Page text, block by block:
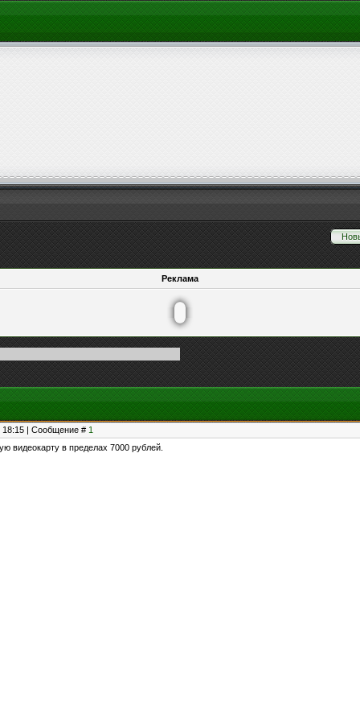
Реклама
18:15 | Сообщение # 1
видеокарту в пределах 7000 рублей.